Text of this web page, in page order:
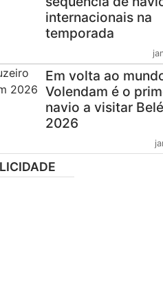
internacionais na
temporada
Em volta ao
Volendam é o
navio a visitar
2026